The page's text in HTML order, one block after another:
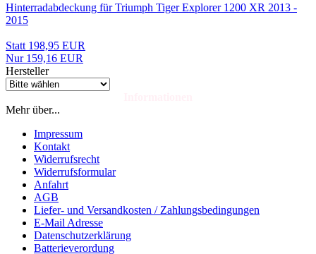
Hinterradabdeckung für Triumph Tiger Explorer 1200 XR 2013 -
2015
Statt 198,95 EUR
Nur 159,16 EUR
Hersteller
Mehr über...
Impressum
Kontakt
Widerrufsrecht
Widerrufsformular
Anfahrt
AGB
Liefer- und Versandkosten / Zahlungsbedingungen
E-Mail Adresse
Datenschutzerklärung
Batterieverordung